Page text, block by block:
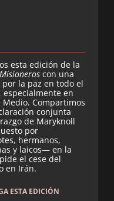
esta edición de la
Misioneros con una
la paz en todo el
especialmente en
Medio. Compartimos
conjunta
de Maryknoll
por
hermanos,
y laicos— en la
el cese del
en Irán.
ESTA EDICIÓN